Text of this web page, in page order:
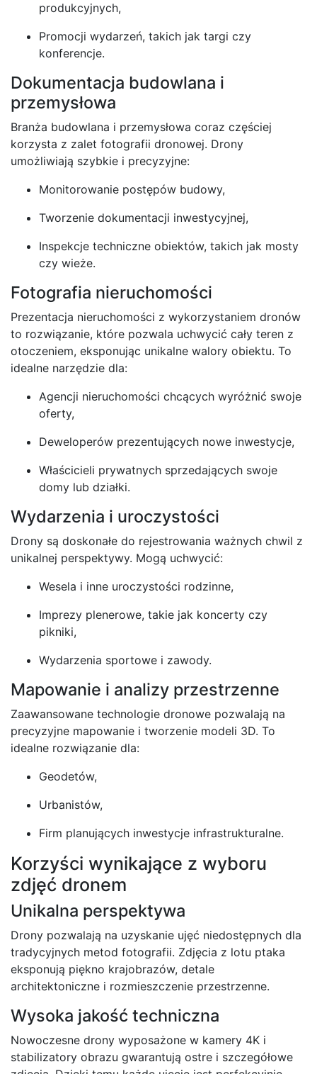
produkcyjnych,
Promocji wydarzeń, takich jak targi czy
konferencje.
Dokumentacja budowlana i
przemysłowa
Branża budowlana i przemysłowa coraz częściej
korzysta z zalet fotografii dronowej. Drony
umożliwiają szybkie i precyzyjne:
Monitorowanie postępów budowy,
Tworzenie dokumentacji inwestycyjnej,
Inspekcje techniczne obiektów, takich jak mosty
czy wieże.
Fotografia nieruchomości
Prezentacja nieruchomości z wykorzystaniem dronów
to rozwiązanie, które pozwala uchwycić cały teren z
otoczeniem, eksponując unikalne walory obiektu. To
idealne narzędzie dla:
Agencji nieruchomości chcących wyróżnić swoje
oferty,
Deweloperów prezentujących nowe inwestycje,
Właścicieli prywatnych sprzedających swoje
domy lub działki.
Wydarzenia i uroczystości
Drony są doskonałe do rejestrowania ważnych chwil z
unikalnej perspektywy. Mogą uchwycić:
Wesela i inne uroczystości rodzinne,
Imprezy plenerowe, takie jak koncerty czy
pikniki,
Wydarzenia sportowe i zawody.
Mapowanie i analizy przestrzenne
Zaawansowane technologie dronowe pozwalają na
precyzyjne mapowanie i tworzenie modeli 3D. To
idealne rozwiązanie dla:
Geodetów,
Urbanistów,
Firm planujących inwestycje infrastrukturalne.
Korzyści wynikające z wyboru
zdjęć dronem
Unikalna perspektywa
Drony pozwalają na uzyskanie ujęć niedostępnych dla
tradycyjnych metod fotografii. Zdjęcia z lotu ptaka
eksponują piękno krajobrazów, detale
architektoniczne i rozmieszczenie przestrzenne.
Wysoka jakość techniczna
Nowoczesne drony wyposażone w kamery 4K i
stabilizatory obrazu gwarantują ostre i szczegółowe